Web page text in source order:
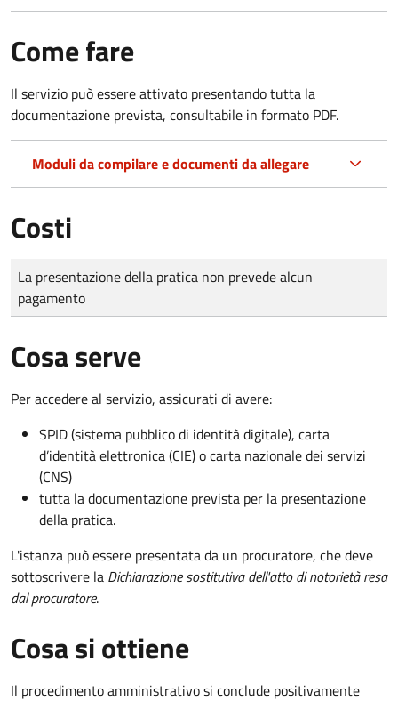
Come fare
Il servizio può essere attivato presentando tutta la
documentazione prevista, consultabile in formato PDF.
Moduli da compilare e documenti da allegare
Costi
Tipo di pagamento
Importo
La presentazione della pratica non prevede alcun
pagamento
Cosa serve
Per accedere al servizio, assicurati di avere:
SPID (sistema pubblico di identità digitale), carta
d’identità elettronica (CIE) o carta nazionale dei servizi
(CNS)
tutta la documentazione prevista per la presentazione
della pratica.
L'istanza può essere presentata da un procuratore, che deve
sottoscrivere la Dichiarazione sostitutiva dell'atto di notorietà resa
dal procuratore.
Cosa si ottiene
Il procedimento amministrativo si conclude positivamente